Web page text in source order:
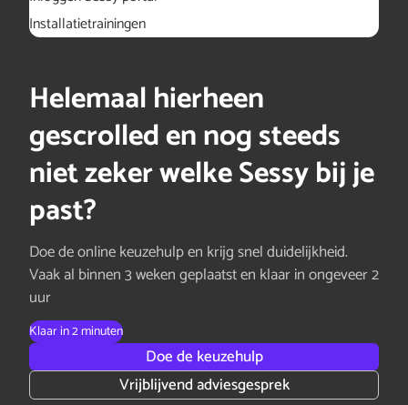
Installatietrainingen
Helemaal hierheen
gescrolled en nog steeds
niet zeker welke Sessy bij je
past?
Doe de online keuzehulp en krijg snel duidelijkheid.
Vaak al binnen 3 weken geplaatst en klaar in ongeveer 2
uur
Klaar in 2 minuten
Doe de keuzehulp
Vrijblijvend adviesgesprek